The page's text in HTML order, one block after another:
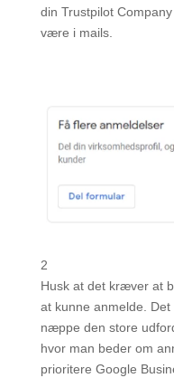
din Trustpilot
være i mails.
2
Husk at det kræver at
at kunne anmelde.
næppe den store
hvor man beder om
prioritere Google